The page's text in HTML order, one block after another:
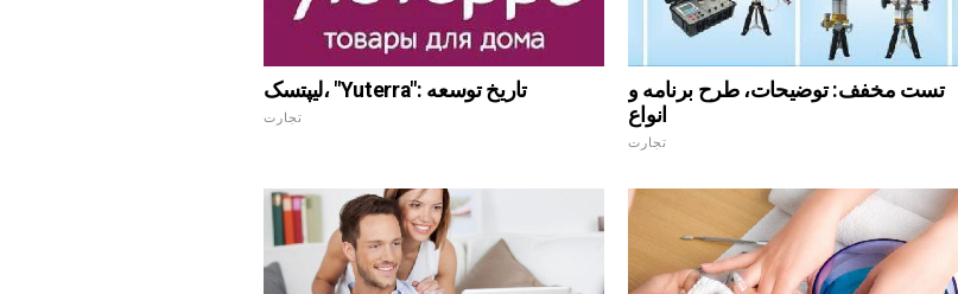
لیپتسک، "Yuterra": تاریخ توسعه
تجارت
تست مخفف: توضیحات، طرح برنامه و
انواع
تجارت